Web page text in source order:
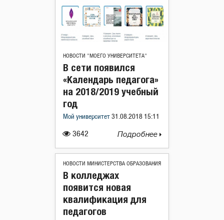
НОВОСТИ "МОЕГО УНИВЕРСИТЕТА"
3642
В сети появился
«Календарь педагога»
на 2018/2019 учебный
год
Мой университет 31.08.2018 15:11
Подробнее
НОВОСТИ МИНИСТЕРСТВА ОБРАЗОВАНИЯ
В колледжах
появится новая
квалификация для
педагогов